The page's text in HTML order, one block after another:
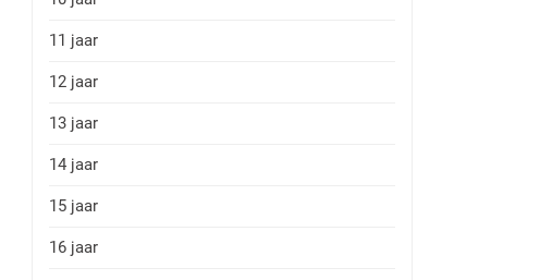
11 jaar
12 jaar
13 jaar
14 jaar
15 jaar
16 jaar